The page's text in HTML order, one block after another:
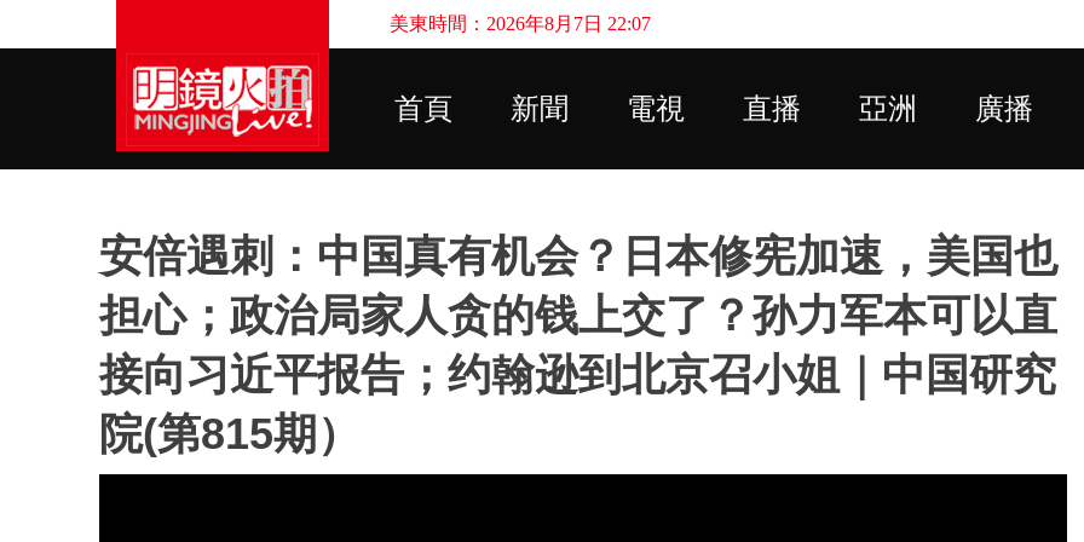
美東時間：2026年8月7日 22:07
首頁 新聞 電視 直播 亞洲 廣播
安倍遇刺：中国真有机会？日本修宪加速，美国也
担心；政治局家人贪的钱上交了？孙力军本可以直
接向习近平报告；约翰逊到北京召小姐｜中国研究
院(第815期）